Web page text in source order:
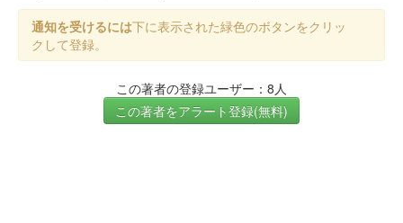
通知を受けるには下に表示された緑色のボタンをクリッ
クして登録。
この著者の登録ユーザー：8人
この著者をアラート登録(無料)